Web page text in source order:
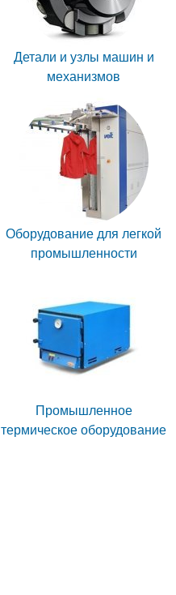
Детали и узлы машин и
механизмов
Оборудование для легкой
промышленности
Промышленное
термическое оборудование